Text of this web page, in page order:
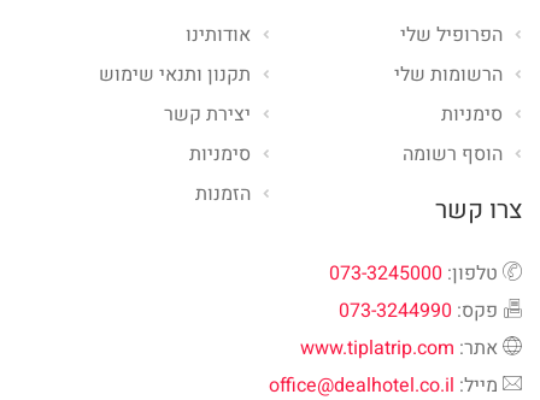
אודותינו
תקנון ותנאי שימוש
יצירת קשר
סימניות
הזמנות
הפרופיל שלי
הרשומות שלי
סימניות
הוסף רשומה
צרו קשר
טלפון: 073-3245000
פקס: 073-3244990
אתר: www.tiplatrip.com
מייל: office@dealhotel.co.il